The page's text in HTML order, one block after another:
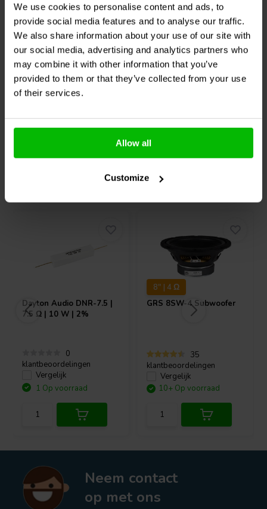
We use cookies to personalise content and ads, to
provide social media features and to analyse our traffic.
We also share information about your use of our site with
our social media, advertising and analytics partners who
may combine it with other information that you’ve
provided to them or that they’ve collected from your use
of their services.
Allow all
Customize
266-442 1-weg Low-
Pass Filter
7
klantbeoordelingen
Vergelijk
266-446 1-weg Low Pass
Filter
3
klantbeoordelingen
Dayton Audio DNR-7.5 |
7.5 Ω | 10 W | 2%
0
klantbeoordelingen
Vergelijk
1 Op voorraad
8" | 4 Ω
GRS 8SW-4 Subwoofer
35
klantbeoordelingen
Vergelijk
10+ Op voorraad
Neem contact
op met ons